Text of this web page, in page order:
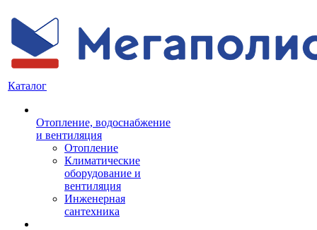
Каталог
Отопление, водоснабжение
и вентиляция
Отопление
Климатические
оборудование и
вентиляция
Инженерная
сантехника